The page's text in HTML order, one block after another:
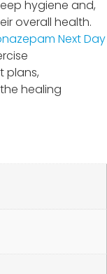
hygiene and,
overall health.
Next Day
plans,
healing